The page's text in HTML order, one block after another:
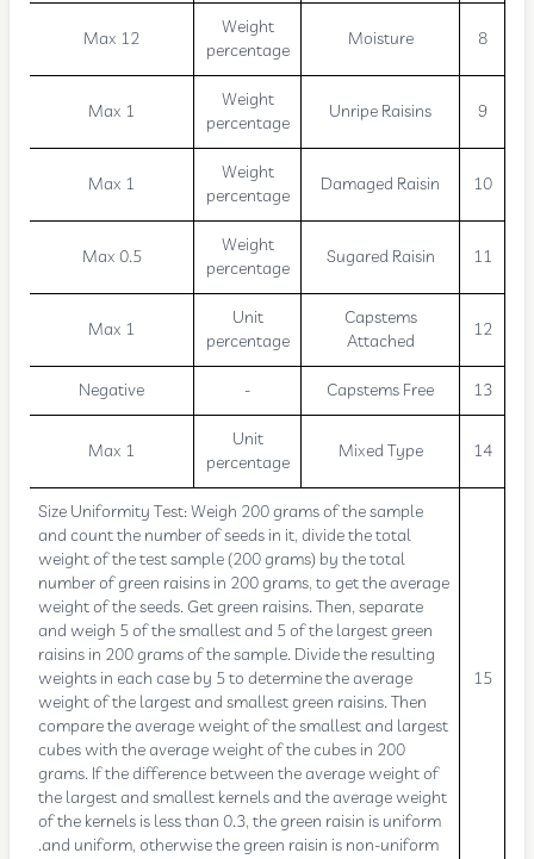
8
Moisture
Weight
percentage
Max 12
9
Unripe Raisins
Weight
percentage
Max 1
10
Damaged Raisin
Weight
percentage
Max 1
11
Sugared Raisin
Weight
percentage
Max 0.5
12
Capstems
Attached
Unit
percentage
Max 1
13
Capstems Free
-
Negative
14
Mixed Type
Unit
percentage
Max 1
15
Size Uniformity Test: Weigh 200 grams of the sample
and count the number of seeds in it, divide the total
weight of the test sample (200 grams) by the total
number of green raisins in 200 grams, to get the average
weight of the seeds. Get green raisins. Then, separate
and weigh 5 of the smallest and 5 of the largest green
raisins in 200 grams of the sample. Divide the resulting
weights in each case by 5 to determine the average
weight of the largest and smallest green raisins. Then
compare the average weight of the smallest and largest
cubes with the average weight of the cubes in 200
grams. If the difference between the average weight of
the largest and smallest kernels and the average weight
of the kernels is less than 0.3, the green raisin is uniform
and uniform, otherwise the green raisin is non-uniform.